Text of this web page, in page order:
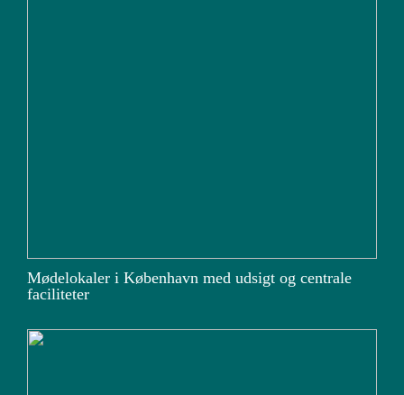
Mødelokaler i København med udsigt og centrale
faciliteter